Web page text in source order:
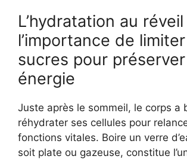
L’hydratation au
l’importance de
sucres pour
énergie
Juste après le sommeil, le corps a
réhydrater ses cellules pour
fonctions vitales. Boire un verre
soit plate ou gazeuse, constitue